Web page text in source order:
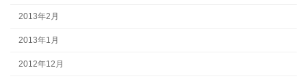
2013年2月
2013年1月
2012年12月